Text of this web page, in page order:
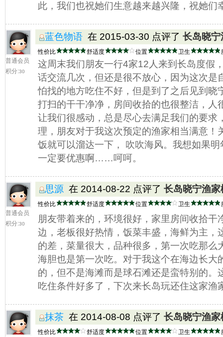
此，我们也祝她们生意越来越兴隆，祝她们
普通会员
积分:30
蓝色物语 在 2015-03-30 点评了 长岛晓宁
性价比 舒适度 位置 卫生
这周末我们朋友一行4家12人来到长岛度假
话交流几次，但还是很不放心，因为这次是
怕找的地方吃住不好，但是到了之后见到晓
打扫的干干净净，房间收拾的也很整洁，人
让我们很感动，总是尽心去满足我们的要求
理，朋友对于我这次预定的渔家相当满意！
饭就可以溜达一下， 吹吹海风。我想如果
一定要优惠啊……呵呵。
普通会员
积分:30
思源 在 2014-08-22 点评了 长岛晓宁渔家
性价比 舒适度 位置 卫生
朋友带着来的，环境很好，家里房间收拾干
边，老板很好热情，饭菜丰盛，海鲜为主，
的差，菜量很大，品种很多，第一次吃那么
海胆也是第一次吃。对于我这个在海边长大
的，但不是海滩而是球石滩还是蛮特别的。
吃住条件好多了，下次来长岛玩还住这家渔
抹茶 在 2014-08-08 点评了 长岛晓宁渔家
性价比 舒适度 位置 卫生